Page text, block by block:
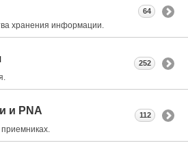
хранения информации.
64
252
и PNA 112